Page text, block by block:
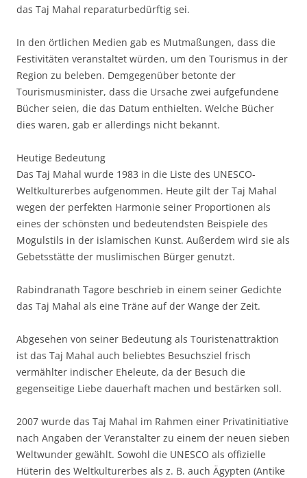
das Taj Mahal reparaturbedürftig sei.
In den örtlichen Medien gab es Mutmaßungen, dass die
Festivitäten veranstaltet würden, um den Tourismus in der
Region zu beleben. Demgegenüber betonte der
Tourismusminister, dass die Ursache zwei aufgefundene
Bücher seien, die das Datum enthielten. Welche Bücher
dies waren, gab er allerdings nicht bekannt.
Heutige Bedeutung
Das Taj Mahal wurde 1983 in die Liste des UNESCO-
Weltkulturerbes aufgenommen. Heute gilt der Taj Mahal
wegen der perfekten Harmonie seiner Proportionen als
eines der schönsten und bedeutendsten Beispiele des
Mogulstils in der islamischen Kunst. Außerdem wird sie als
Gebetsstätte der muslimischen Bürger genutzt.
Rabindranath Tagore beschrieb in einem seiner Gedichte
das Taj Mahal als eine Träne auf der Wange der Zeit.
Abgesehen von seiner Bedeutung als Touristenattraktion
ist das Taj Mahal auch beliebtes Besuchsziel frisch
vermählter indischer Eheleute, da der Besuch die
gegenseitige Liebe dauerhaft machen und bestärken soll.
2007 wurde das Taj Mahal im Rahmen einer Privatinitiative
nach Angaben der Veranstalter zu einem der neuen sieben
Weltwunder gewählt. Sowohl die UNESCO als offizielle
Hüterin des Weltkulturerbes als z. B. auch Ägypten (Antike